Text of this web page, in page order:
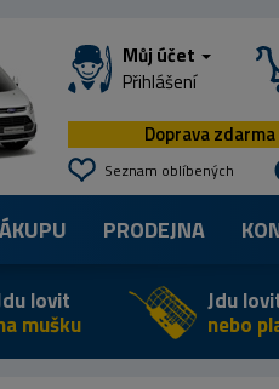
Můj účet
Přihlášení
Doprava zdarma
Seznam oblíbených
PRODEJNA
lovit
mušku
Jdu
nebo